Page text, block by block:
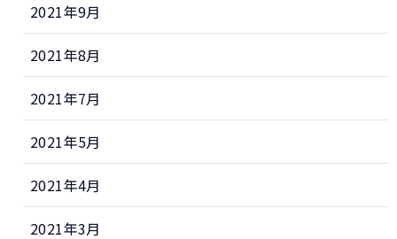
2021年9月
2021年8月
2021年7月
2021年5月
2021年4月
2021年3月